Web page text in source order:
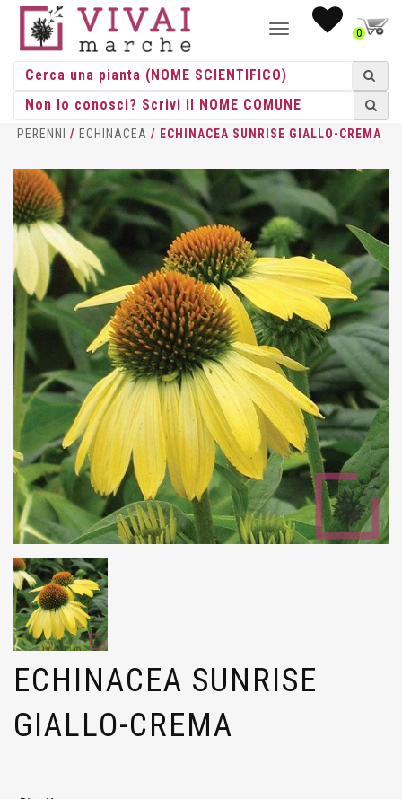
NAVIGAZIONE0
HOME/ ERBACEE ERBACEE
PERENNI / ECHINACEA / ECHINACEA SUNRISE GIALLO-CREMA
ECHINACEA SUNRISE
GIALLO-CREMA